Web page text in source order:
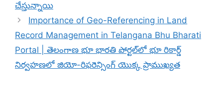
చేస్తున్నాయి
Importance of Geo-Referencing in Land
Record Management in Telangana Bhu Bharati
Portal | తెలంగాణ భూ భారతి పోర్టల్‌లో భూ రికార్డ్
నిర్వహణలో జియో-రిఫరెన్సింగ్ యొక్క ప్రాముఖ్యత